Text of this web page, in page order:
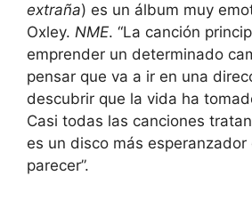
extraña) es un álbum muy
Oxley. NME. “La canción
emprender un determinado
pensar que va a ir en una
descubrir que la vida ha
Casi todas las canciones
es un disco más
parecer”.